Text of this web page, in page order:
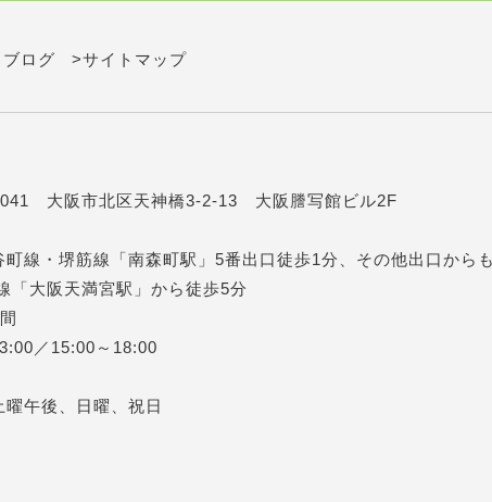
ログ >サイトマップ
大阪市北区天神橋3-2-13 大阪謄写館ビル2F
町線・堺筋線「南森町駅」5番出口徒歩1分、その他出口から
「大阪天満宮駅」から徒歩5分
／15:00～18:00
曜午後、日曜、祝日